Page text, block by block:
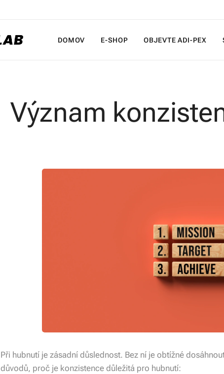
DOMOV E-SHOP OBJEVTE ADI-PEX
Význam
Při hubnutí je zásadní důslednost. Bez ní je obtížné
důvodů, proč je konzistence důležitá pro hubnutí: